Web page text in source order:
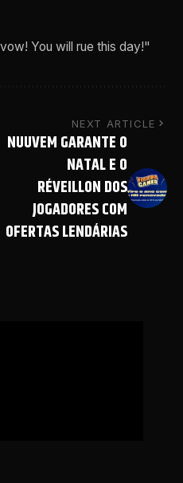
You will rue this day!"
NEXT ARTICLE
NUUVEM GARANTE O
NATAL E O
RÉVEILLON DOS
JOGADORES COM
OFERTAS LENDÁRIAS